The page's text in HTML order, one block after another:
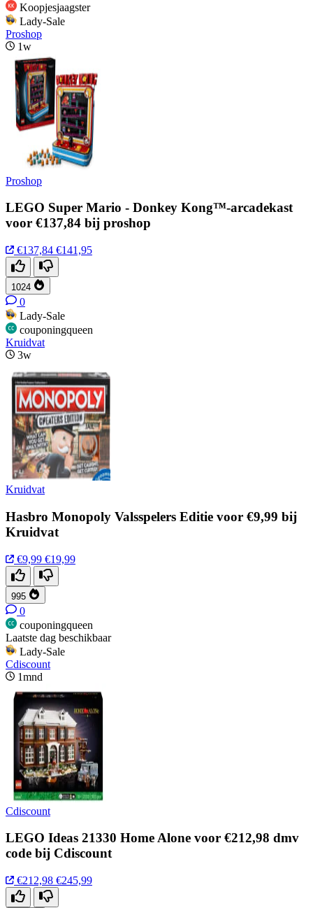
Koopjesjaagster
Lady-Sale
Proshop
1w
Proshop
LEGO Super Mario - Donkey Kong™-arcadekast
voor €137,84 bij proshop
€137,84 €141,95
1024
0
Lady-Sale
couponingqueen
Kruidvat
3w
Kruidvat
Hasbro Monopoly Valsspelers Editie voor €9,99 bij
Kruidvat
€9,99 €19,99
995
0
couponingqueen
Laatste dag beschikbaar
Lady-Sale
Cdiscount
1mnd
Cdiscount
LEGO Ideas 21330 Home Alone voor €212,98 dmv
code bij Cdiscount
€212,98 €245,99